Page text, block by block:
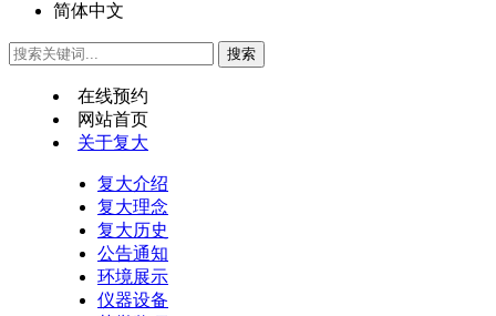
简体中文
在线预约
网站首页
关于复大
复大介绍
复大理念
复大历史
公告通知
环境展示
仪器设备